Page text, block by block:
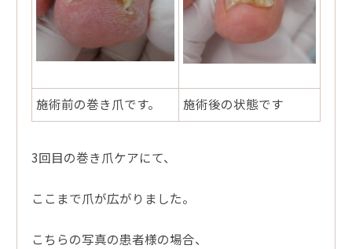
施術前の巻き爪です。 施術後の状態です
3回目の巻き爪ケアにて、
ここまで爪が広がりました。
こちらの写真の患者様の場合、